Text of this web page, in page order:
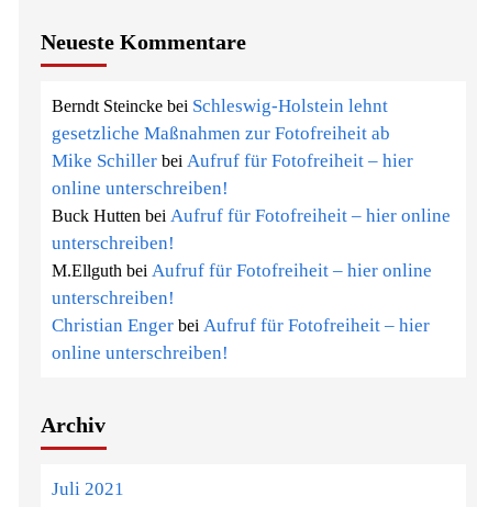
Neueste Kommentare
Berndt Steinckebei Schleswig-Holstein lehnt
gesetzliche Maßnahmen zur Fotofreiheit ab
Mike Schillerbei Aufruf für Fotofreiheit – hier
online unterschreiben!
Buck Hutten bei Aufruf für Fotofreiheit – hier online
unterschreiben!
M.Ellguth bei Aufruf für Fotofreiheit – hier online
unterschreiben!
Christian Engerbei Aufruf für Fotofreiheit – hier
online unterschreiben!
Archiv
Juli 2021